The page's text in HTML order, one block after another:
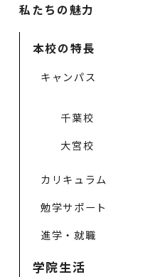
私たちの魅力
本校の特長
キャンパス
千葉校
大宮校
カリキュラム
勉学サポート
進学・就職
学院生活